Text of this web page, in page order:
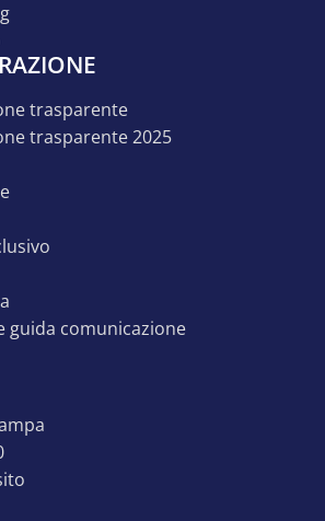
trasparente
trasparente 2025
guida comunicazione